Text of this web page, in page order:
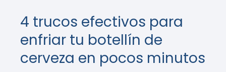
4 trucos efectivos para
enfriar tu botellín de
cerveza en pocos minutos